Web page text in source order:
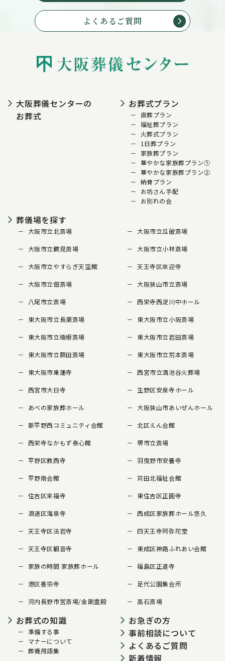
よくあるご質問
大阪葬儀センターの
お葬式
お葬式プラン
直葬プラン
福祉葬プラン
火葬式プラン
1日葬プラン
家族葬プラン
華やかな家族葬プラン①
華やかな家族葬プラン②
納骨プラン
お坊さん手配
お別れの会
葬儀場を探す
大阪市立北斎場 大阪市立瓜破斎場
大阪市立鶴見斎場 大阪市立小林斎場
大阪市立やすらぎ天空館 天王寺区來迎寺
大阪市立佃斎場 大阪狭山市立斎場
八尾市立斎場 西栄寺西淀川中ホール
東大阪市立長瀬斎場 東大阪市立小阪斎場
東大阪市立楠根斎場 東大阪市立岩田斎場
東大阪市立額田斎場 東大阪市立荒本斎場
東大阪市乗蓮寺 西宮市立満池谷火葬場
西宮市大日寺 生野区安泉寺ホール
あべの家族葬ホール 大阪狭山市あいぜんホール
新平野西コミュニティ会館 北区えん会館
西栄寺なかもず泰心館 堺市立斎場
平野区教西寺 羽曳野市安養寺
平野南会館 苅田北福祉会館
住吉区来福寺 東住吉区正圓寺
浪速区海泉寺 西成区家族葬ホール悠久
天王寺区法岩寺 四天王寺阿弥陀堂
天王寺区観音寺 東成区神路ふれあい会館
家族の時間 家族葬ホール 福島区正道寺
港区善宗寺 足代公園集会所
河内長野市営斎場/金剛霊殿 高石斎場
お葬式の知識
準備する事
マナーについて
葬儀用語集
お急ぎの方
事前相談について
よくあるご質問
新着情報